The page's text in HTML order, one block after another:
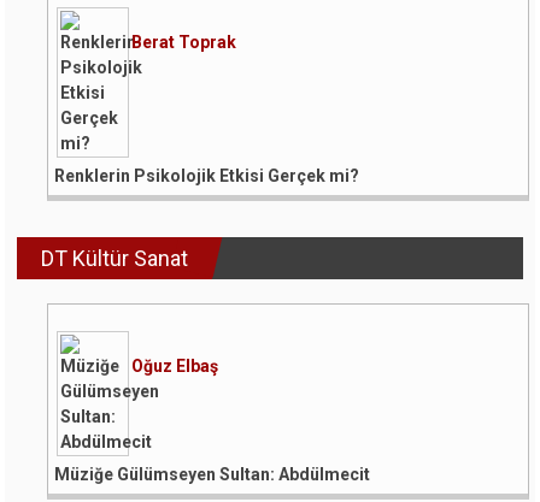
Berat Toprak
Renklerin Psikolojik Etkisi Gerçek mi?
DT Kültür Sanat
Oğuz Elbaş
Müziğe Gülümseyen Sultan: Abdülmecit